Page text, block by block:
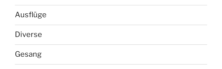
Ausflüge
Diverse
Gesang